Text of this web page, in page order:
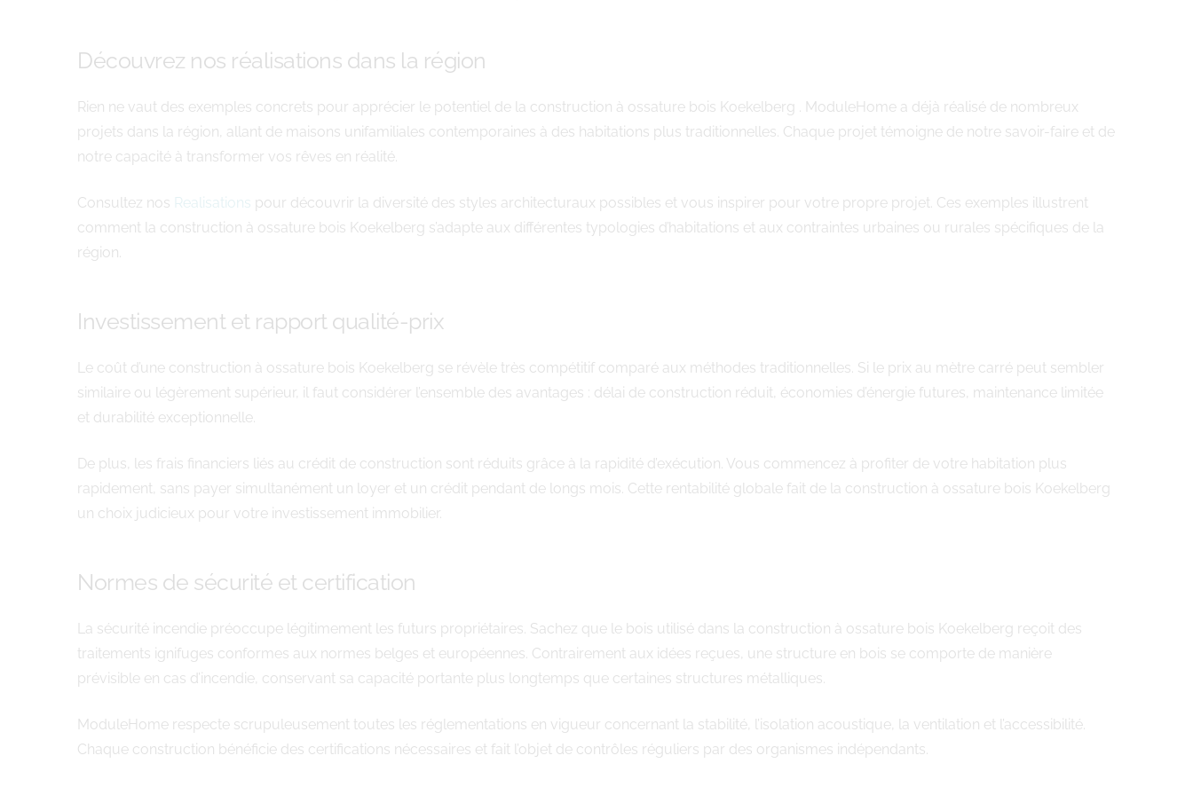
Découvrez nos réalisations dans la région
Rien ne vaut des exemples concrets pour apprécier le potentiel de la construction à ossature bois Koekelberg . ModuleHome a déjà réalisé de nombreux
projets dans la région, allant de maisons unifamiliales contemporaines à des habitations plus traditionnelles. Chaque projet témoigne de notre savoir-faire et de
notre capacité à transformer vos rêves en réalité.
Consultez nos Realisations pour découvrir la diversité des styles architecturaux possibles et vous inspirer pour votre propre projet. Ces exemples illustrent
comment la construction à ossature bois Koekelberg s’adapte aux différentes typologies d’habitations et aux contraintes urbaines ou rurales spécifiques de la
région.
Investissement et rapport qualité-prix
Le coût d’une construction à ossature bois Koekelberg se révèle très compétitif comparé aux méthodes traditionnelles. Si le prix au mètre carré peut sembler
similaire ou légèrement supérieur, il faut considérer l’ensemble des avantages : délai de construction réduit, économies d’énergie futures, maintenance limitée
et durabilité exceptionnelle.
De plus, les frais financiers liés au crédit de construction sont réduits grâce à la rapidité d’exécution. Vous commencez à profiter de votre habitation plus
rapidement, sans payer simultanément un loyer et un crédit pendant de longs mois. Cette rentabilité globale fait de la construction à ossature bois Koekelberg
un choix judicieux pour votre investissement immobilier.
Normes de sécurité et certification
La sécurité incendie préoccupe légitimement les futurs propriétaires. Sachez que le bois utilisé dans la construction à ossature bois Koekelberg reçoit des
traitements ignifuges conformes aux normes belges et européennes. Contrairement aux idées reçues, une structure en bois se comporte de manière
prévisible en cas d’incendie, conservant sa capacité portante plus longtemps que certaines structures métalliques.
ModuleHome respecte scrupuleusement toutes les réglementations en vigueur concernant la stabilité, l’isolation acoustique, la ventilation et l’accessibilité.
Chaque construction bénéficie des certifications nécessaires et fait l’objet de contrôles réguliers par des organismes indépendants.